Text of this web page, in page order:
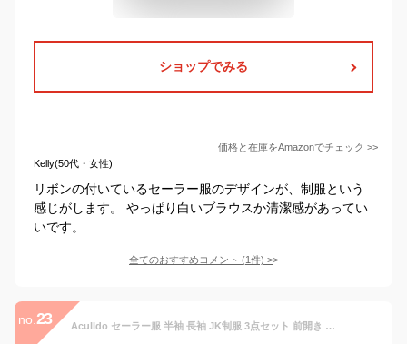
ショップでみる
価格と在庫をAmazonでチェック >>
Kelly(50代・女性)
リボンの付いているセーラー服のデザインが、制服という
感じがします。 やっぱり白いブラウスか清潔感があってい
いです。
全てのおすすめコメント (1件) >
no. 23 Aculldo セーラー服 半袖 長袖 JK制服 3点セット 前開き 可愛い コスプレ 女子制服 学生服 女子高校生 高校生 学生 制服 コスチューム 仮装 本格制服 大きいサイズ (L,長袖)